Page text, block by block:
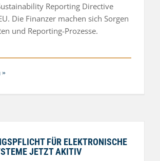
Reporting Directive
Die Finanzer machen sich Sorgen
und Reporting-Prozesse.
FÜR ELEKTRONISCHE
JETZT AKITIV